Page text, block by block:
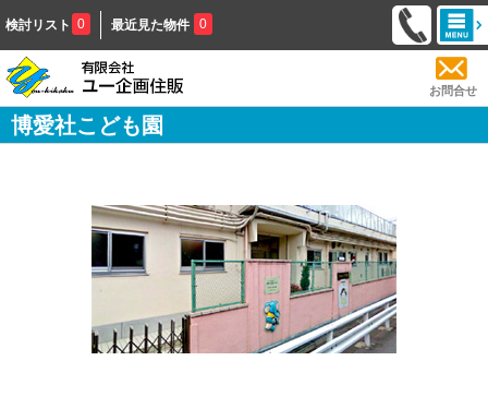
検討リスト 0 最近見た物件 0
お問合せ
博愛社こども園